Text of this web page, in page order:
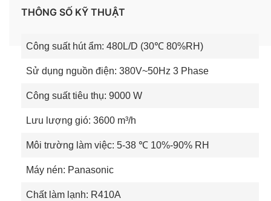
THÔNG SỐ KỸ THUẬT
Công suất hút ẩm: 480L/D (30℃ 80%RH)
Sử dụng nguồn điện: 380V~50Hz 3 Phase
Công suất tiêu thụ: 9000 W
Lưu lượng gió: 3600 m³/h
Môi trường làm việc: 5-38 ℃ 10%-90% RH
Máy nén: Panasonic
Chất làm lạnh: R410A